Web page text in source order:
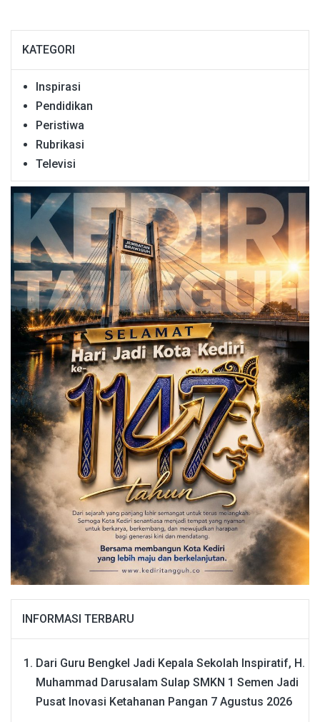
KATEGORI
Inspirasi
Pendidikan
Peristiwa
Rubrikasi
Televisi
INFORMASI TERBARU
Dari Guru Bengkel Jadi Kepala Sekolah Inspiratif, H.
Muhammad Darusalam Sulap SMKN 1 Semen Jadi
Pusat Inovasi Ketahanan Pangan 7 Agustus 2026